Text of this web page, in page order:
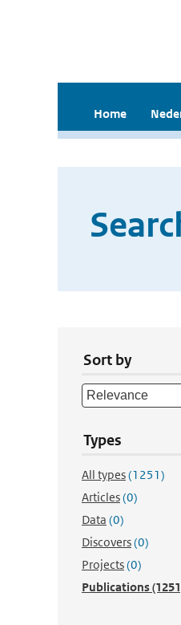
Home
Sort by
Types
All types(1251)
Articles(0)
Data (0)
Discovers(0)
Projects(0)
Publications